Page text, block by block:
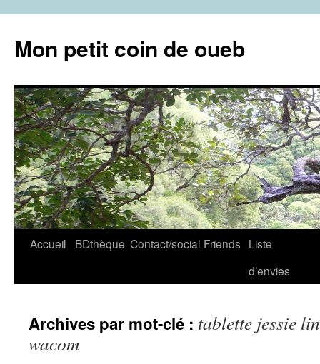
contenu
Mon petit coin de oueb
Accueil BDthèque Contact/social Friends Liste
d’envies
Archives par mot-clé : tablette jessie
wacom